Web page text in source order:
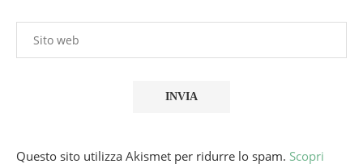
Questo sito utilizza Akismet per ridurre lo spam. Scopri